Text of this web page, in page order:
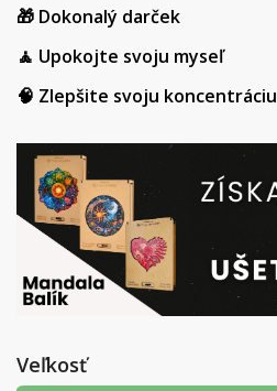
🎁 Dokonalý darček
🧘 Upokojte svoju myseľ
🧠 Zlepšite svoju koncentráciu
Veľkosť